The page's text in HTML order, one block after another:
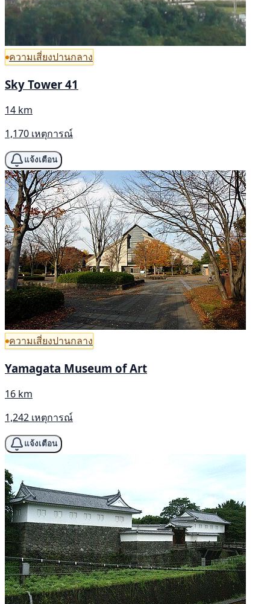
ความเสี่ยงปานกลาง
Sky Tower 41
14 km
1,170 เหตุการณ์
แจ้งเตือน
ความเสี่ยงปานกลาง
Yamagata Museum of Art
16 km
1,242 เหตุการณ์
แจ้งเตือน